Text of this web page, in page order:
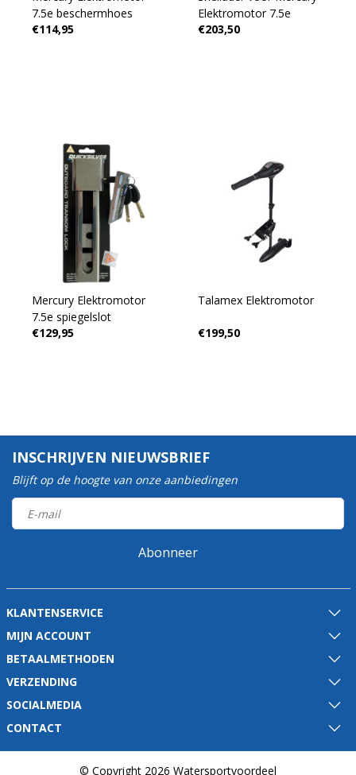
7.5e beschermhoes
€114,95
Elektromotor 7.5e
€203,50
Mercury Elektromotor
7.5e spiegelslot
€129,95
Talamex Elektromotor
€199,50
INSCHRIJVEN NIEUWSBRIEF
Blijft op de hoogte van onze aanbiedingen
Abonneer
KLANTENSERVICE
MIJN ACCOUNT
BETAALMETHODEN
VERZENDING
SOCIALMEDIA
CONTACT
© Copyright 2026 Watersportvoordeel